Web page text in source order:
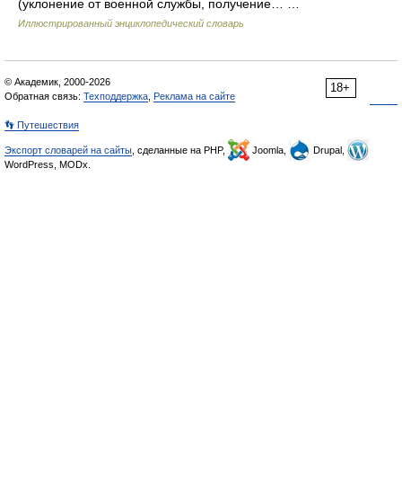
(уклонение от военной службы, получение… …
Иллюстрированный энциклопедический словарь
18+
© Академик, 2000-2026
Обратная связь: Техподдержка Реклама на сайте
👣 Путешествия
Экспорт словарей на сайты , сделанные на PHP, Joomla,
Drupal,
WordPress, MODx.